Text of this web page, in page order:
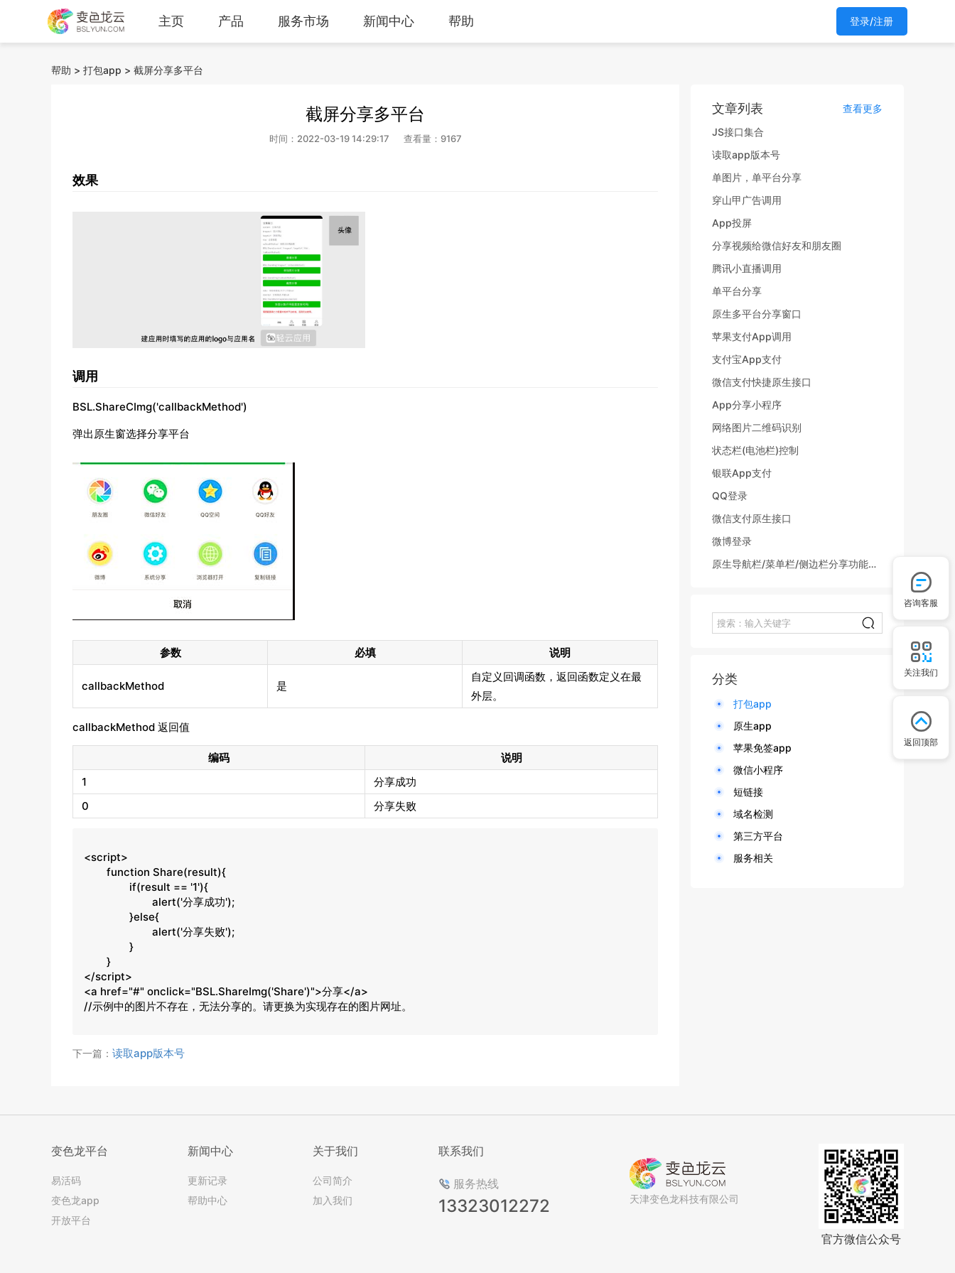
主页 产品 服务市场 新闻中心 帮助 登录/注册
帮助 > 打包app > 截屏分享多平台
截屏分享多平台
时间：2022-03-19 14:29:17 查看量：9167
效果
调用
BSL.ShareCImg('callbackMethod')
弹出原生窗选择分享平台
参数 必填 说明
callbackMethod 是
自定义回调函数，返回函数定义在最
外层。
callbackMethod 返回值
编码
说明
1
分享成功
0
分享失败
<script>
</script>
<a href="#" onclick="BSL.ShareImg('Share')">分享</a>
//示例中的图片不存在，无法分享的。请更换为实现存在的图片网址。
下一篇： 读取app版本号
文章列表
查看更多
JS接口集合
读取app版本号
单图片，单平台分享
穿山甲广告调用
App投屏
分享视频给微信好友和朋友圈
腾讯小直播调用
单平台分享
原生多平台分享窗口
苹果支付App调用
支付宝App支付
微信支付快捷原生接口
App分享小程序
网络图片二维码识别
状态栏(电池栏)控制
银联App支付
QQ登录
微信支付原生接口
微博登录
原生导航栏/菜单栏/侧边栏分享功能按键指...
分类
打包app
原生app
苹果免签app
微信小程序
短链接
域名检测
第三方平台
服务相关
变色龙平台
易活码
变色龙app
开放平台
新闻中心
更新记录
帮助中心
关于我们
公司简介
加入我们
联系我们
服务热线
13323012272 天津变色龙科技有限公司
官方微信公众号
咨询客服
关注我们
返回顶部